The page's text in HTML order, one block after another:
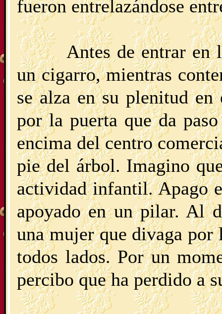
fueron entrelazándose
Antes de entrar en
un cigarro, mientras
se alza en su plenitud
por la puerta que da
encima del centro
pie del árbol. Imagino
actividad infantil. Apago
apoyado en un pilar. Al
una mujer que divaga
todos lados. Por un
percibo que ha perdido a